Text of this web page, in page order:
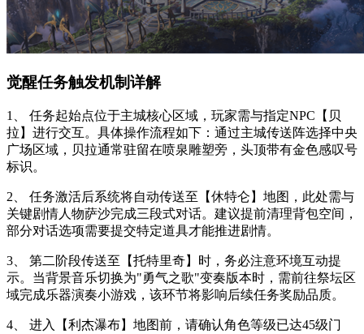
觉醒任务触发机制详解
1、 任务起始点位于主城核心区域，玩家需与指定NPC【贝
拉】进行交互。具体操作流程如下：通过主城传送阵选择中央
广场区域，贝拉通常驻留在喷泉雕塑旁，头顶带有金色感叹号
标识。
2、 任务激活后系统将自动传送至【休特仑】地图，此处需与
关键剧情人物萨沙完成三段式对话。建议提前清理背包空间，
部分对话选项需要提交特定道具才能推进剧情。
3、 第二阶段传送至【托特里奇】时，务必注意环境互动提
示。当背景音乐切换为"勇气之歌"变奏版本时，需前往祭坛区
域完成乐器演奏小游戏，该环节将影响后续任务奖励品质。
4、 进入【利杰瀑布】地图前，请确认角色等级已达45级门